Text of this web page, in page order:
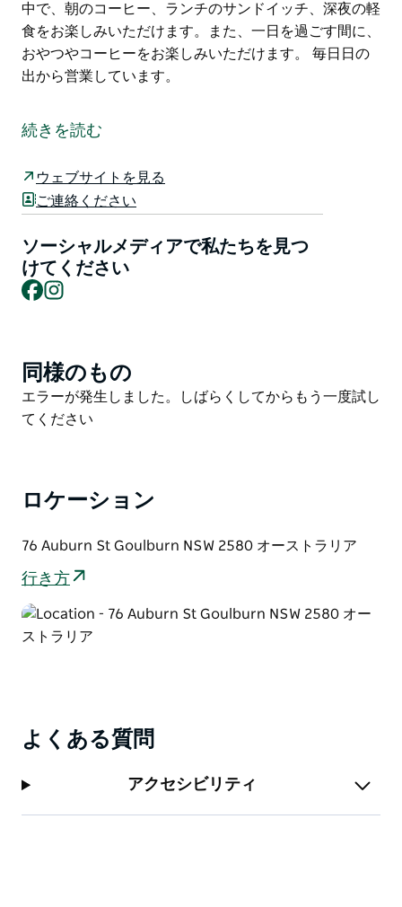
中で、朝のコーヒー、ランチのサンドイッチ、深夜の軽
食をお楽しみいただけます。また、一日を過ごす間に、
おやつやコーヒーをお楽しみいただけます。 毎日日の
出から営業しています。
中で、朝のコーヒー、ランチのサンドイッチ、深夜の軽
食をお楽しみいただけます。また、一日を過ごす間に、
毎日日の出から営業しています。
続きを読む
ウェブサイトを見る
ご連絡ください
ソーシャルメディアで私たちを見つ
けてください
Facebook
Product
List
同様のもの
Product
List
エラーが発生しました。しばらくしてからもう一度試し
てください
ロケーション
76 Auburn St Goulburn NSW 2580 オーストラリア
行き方
よくある質問
アクセシビリティ